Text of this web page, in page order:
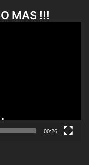
MAS !!!
00:26